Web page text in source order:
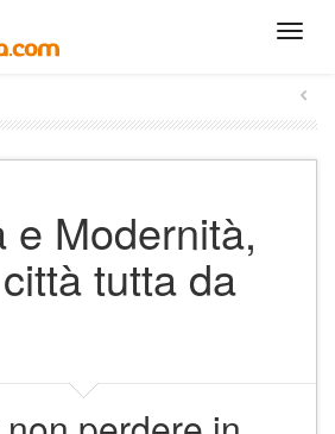
e Modernità,
tutta da